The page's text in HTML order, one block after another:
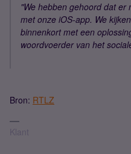
"We hebben gehoord dat
met onze iOS-app. We
binnenkort met een
woordvoerder van het
Bron: RTLZ
Klant